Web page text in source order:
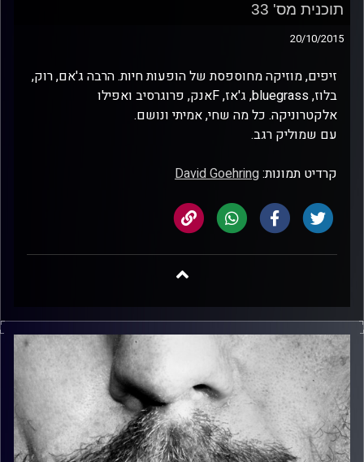
תוכנית מס' 33
20/10/2015
זיפים, מוזיקה מחוספסת של הופעות חיות. הרבה ג'אם, רוק,
בלוז, bluegrass, ג'אז, Fאנק, פרוגרסיב ואפילו
אלקטרוניקה. כל מה שחי, אמיתי ונושם.
עם שמוליק רגב.
קרדיט תמונות:David Goehring